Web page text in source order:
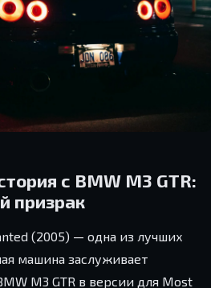
с BMW M3 GTR:
призрак
(2005) — одна из лучших
машина заслуживает
M3 GTR в версии для Most